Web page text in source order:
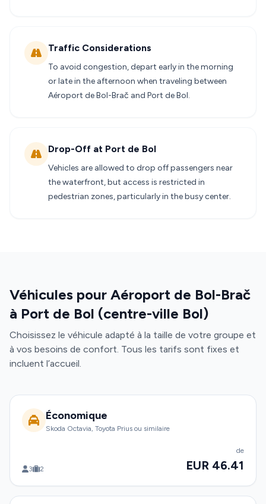
Traffic Considerations
To avoid congestion, depart early in the morning
or late in the afternoon when traveling between
Aéroport de Bol-Brač and Port de Bol.
Drop-Off at Port de Bol
Vehicles are allowed to drop off passengers near
the waterfront, but access is restricted in
pedestrian zones, particularly in the busy center.
Véhicules pour Aéroport de Bol-Brač
à Port de Bol (centre-ville Bol)
Choisissez le véhicule adapté à la taille de votre groupe et
à vos besoins de confort. Tous les tarifs sont fixes et
incluent l’accueil.
Économique
Skoda Octavia, Toyota Prius ou similaire
3 2
de
EUR 46.41